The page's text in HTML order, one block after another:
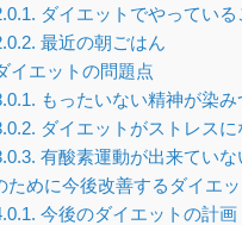
ダイエットでやっている
最近の朝ごはん
イエットの問題点
もったいない精神が染
ダイエットがストレスに
有酸素運動が出来ていな
ために今後改善するダイエ
今後のダイエットの計画